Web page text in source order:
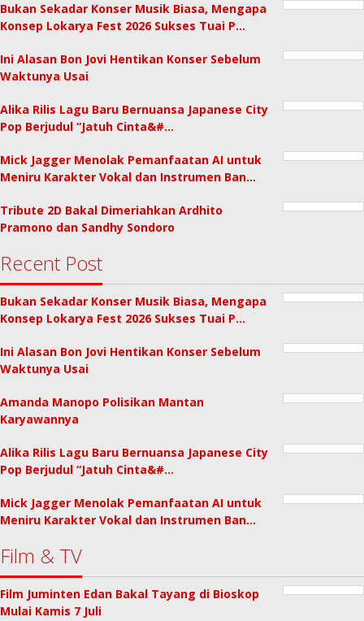
Bukan Sekadar Konser Musik Biasa, Mengapa
Konsep Lokarya Fest 2026 Sukses Tuai P…
Ini Alasan Bon Jovi Hentikan Konser Sebelum
Waktunya Usai
Alika Rilis Lagu Baru Bernuansa Japanese City
Pop Berjudul “Jatuh Cinta&#…
Mick Jagger Menolak Pemanfaatan AI untuk
Meniru Karakter Vokal dan Instrumen Ban…
Tribute 2D Bakal Dimeriahkan Ardhito
Pramono dan Sandhy Sondoro
Recent Post
Bukan Sekadar Konser Musik Biasa, Mengapa
Konsep Lokarya Fest 2026 Sukses Tuai P…
Ini Alasan Bon Jovi Hentikan Konser Sebelum
Waktunya Usai
Amanda Manopo Polisikan Mantan
Karyawannya
Alika Rilis Lagu Baru Bernuansa Japanese City
Pop Berjudul “Jatuh Cinta&#…
Mick Jagger Menolak Pemanfaatan AI untuk
Meniru Karakter Vokal dan Instrumen Ban…
Film & TV
Film Juminten Edan Bakal Tayang di Bioskop
Mulai Kamis 7 Juli